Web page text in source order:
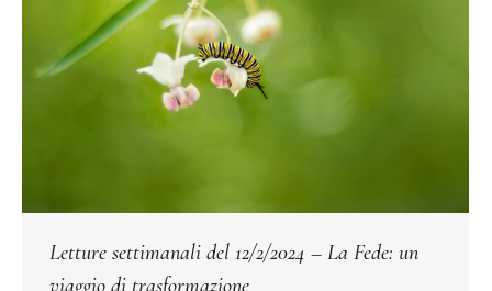
Letture settimanali del 12/2/2024 – La Fede: un
viaggio di trasformazione